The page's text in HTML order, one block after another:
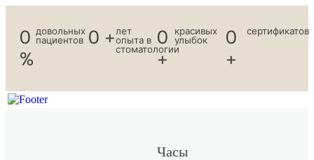
0
%
довольных
пациентов 0 +лет
опыта в
стоматологии
0
+
красивых
улыбок
0
+
сертификатов
Часы